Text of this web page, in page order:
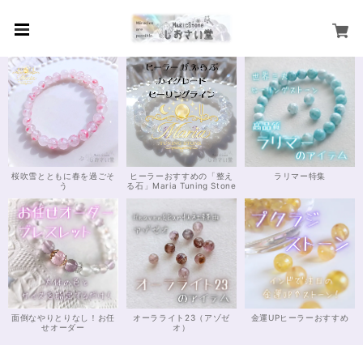
桜吹雪とともに春を過ごそ
う
ヒーラーおすすめの「整え
る石」Maria Tuning Stone
ラリマー特集
面倒なやりとりなし！お任
せオーダー
オーラライト23（アゾゼ
オ）
金運UPヒーラーおすすめ